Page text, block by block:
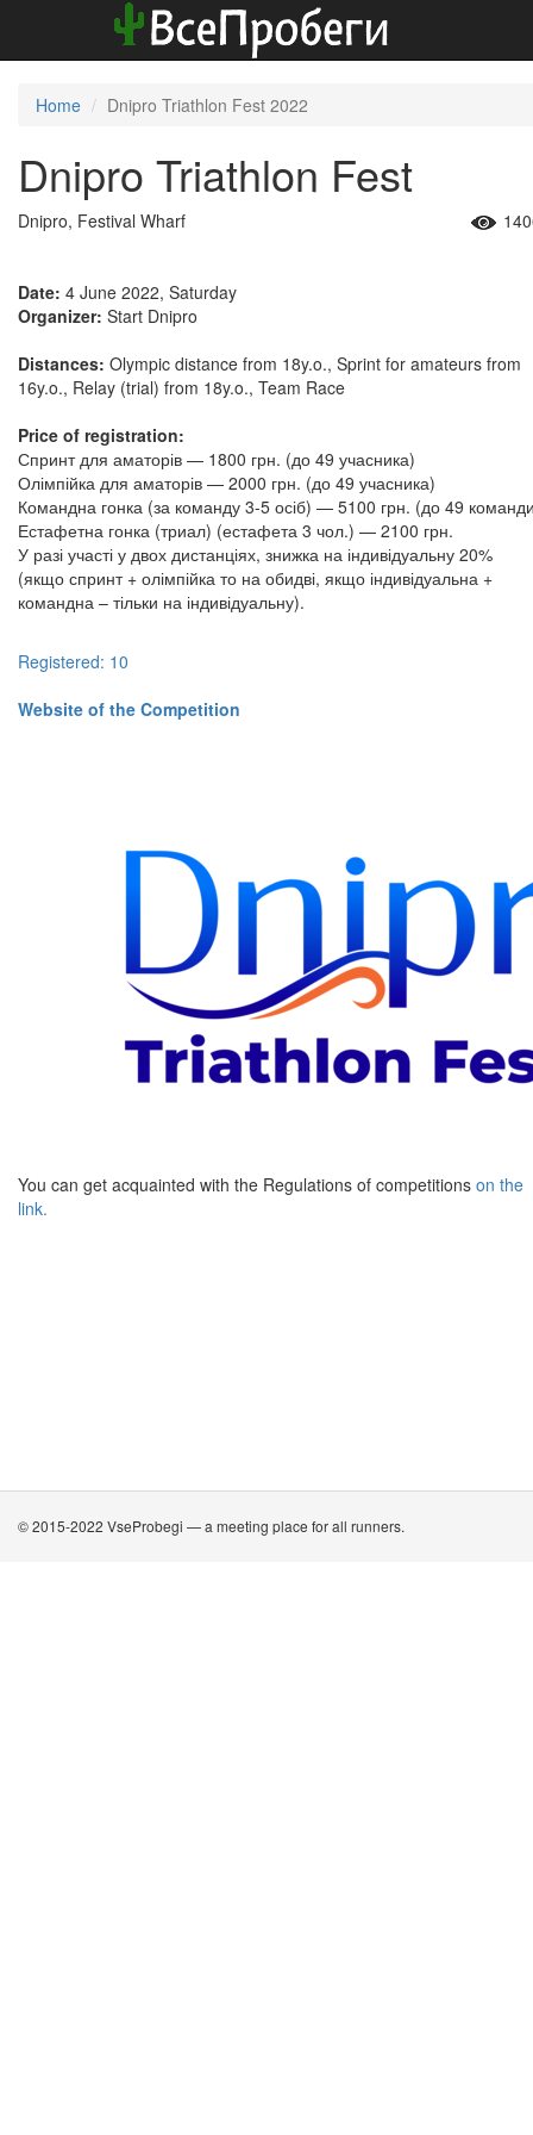
Home Dnipro Triathlon Fest 2022
Dnipro Triathlon Fest
Dnipro, Festival Wharf
Date: 4 June 2022, Saturday
Organizer: Start Dnipro
Distances: Olympic distance from 18y.o., Sprint for amateurs from
16y.o., Relay (trial) from 18y.o., Team Race
Price of registration:
Спринт для аматорів — 1800 грн. (до 49 учасника)
Олімпійка для аматорів — 2000 грн. (до 49 учасника)
Командна гонка (за команду 3-5 осіб) — 5100 грн. (до 49
Естафетна гонка (триал) (естафета 3 чол.) — 2100 грн.
У разі участі у двох дистанціях, знижка на індивідуальну 20%
(якщо спринт + олімпійка то на обидві, якщо індивідуальна +
командна – тільки на індивідуальну).
Registered: 10
​​​​​​​Website of the Competition
You can get acquainted with the Regulations of competitions on the
link.
© 2015-2022 VseProbegi — a meeting place for all runners.